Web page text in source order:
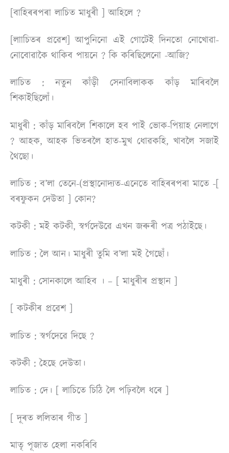
[বাহিৰৰপৰা লাচিত মাধুৰী ]আহিলে ?
[লাাচিতৰ প্ৰৱেশ] আপুনিনাে এই গােটেই দিনতাে নোখােৱা-
নােবােৱাকৈ থাকিব পায়নে ? কি কৰিছিলেনো -আজি?
লাচিত : নতুন কাঁড়ী সেনাবিলাকক কাঁড় মাৰিবলৈ
শিকাইছিলোঁ।
মাধুৰী : কাঁড় মাৰিবলৈ শিকালে হব পাই ভােক-পিয়াহ নেলাগে
? আহক, আহক ভিতৰলৈ হাত-মুখ ধোৱকহি, খাবলৈ সজাই
থৈছো।
লাচিত : ব’লা তেনে-(প্রস্থানােদ্যত-এনেতে বাহিৰৰপৰা মাতে -[
বৰফুকন দেউতা ] কোন?
কটকী : মই কটকী, স্বৰ্গদেউৱে এখন জৰুৰী পত্ৰ পঠাইছে।
লাচিত : লৈ আন। মাধুৰী তুমি ব’লা মই গৈছোঁ।
মাধুৰী : সােনকালে আহিব । – [ মাধুৰীৰ প্রস্থান ]
[ কটকীৰ প্ৰৱেশ ]
লাচিত : স্বৰ্গদেৱে দিছে ?
কটকী : হৈছে দেউতা।
লাচিত : দে। [ লাচিতে চিঠি লৈ পঢ়িবলৈ ধৰে ]
[ দূৰত ললিতাৰ গীত ]
মাতৃ পূজাত হেলা নকৰিবি